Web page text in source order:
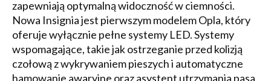
zapewniają optymalną widoczność w ciemności.
Nowa Insignia jest pierwszym modelem Opla, który
oferuje wyłącznie pełne systemy LED. Systemy
wspomagające, takie jak ostrzeganie przed kolizją
czołową z wykrywaniem pieszych i automatyczne
hamowanie awaryjne oraz asystent utrzymania pasa